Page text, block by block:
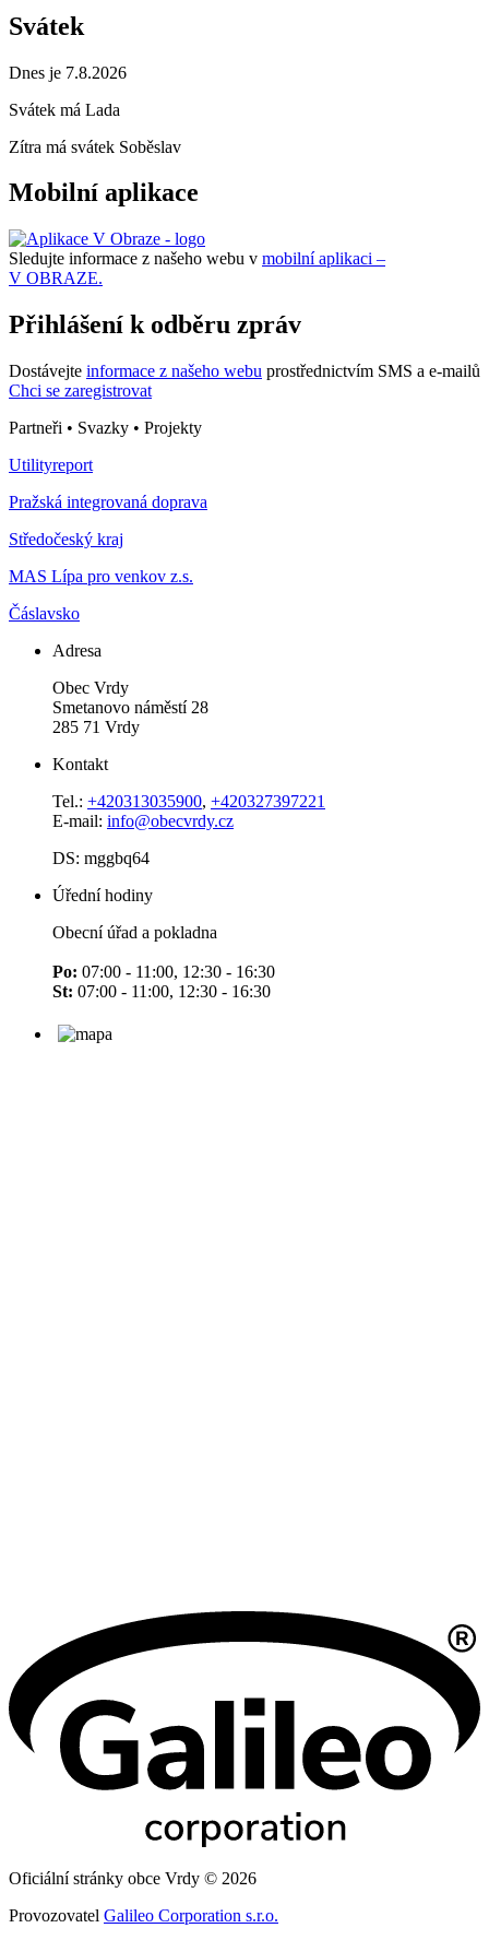
Svátek
Dnes je 7.8.2026
Svátek má Lada
Zítra má svátek Soběslav
Mobilní aplikace
Sledujte informace z našeho webu v mobilní aplikaci –
V OBRAZE.
Přihlášení k odběru zpráv
Dostávejte informace z našeho webu prostřednictvím SMS a e-mailů
Chci se zaregistrovat
Partneři • Svazky • Projekty
Utilityreport
Pražská integrovaná doprava
Středočeský kraj
MAS Lípa pro venkov z.s.
Čáslavsko
Adresa
Obec Vrdy
Smetanovo náměstí 28
285 71 Vrdy
Kontakt
Tel.: +420313035900, +420327397221
E-mail: info@obecvrdy.cz
DS: mggbq64
Úřední hodiny
Obecní úřad a pokladna
Po: 07:00 - 11:00, 12:30 - 16:30
St: 07:00 - 11:00, 12:30 - 16:30
Oficiální stránky obce Vrdy © 2026
Provozovatel Galileo Corporation s.r.o.